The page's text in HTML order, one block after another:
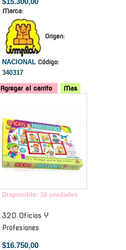
Marca:
Origen:
NACIONAL Código:
340317
Agregar al carrito
Mas
Disponible: 10 unidades
320 Oficios Y
Profesiones
$16.750,00